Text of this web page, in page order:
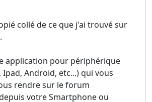
collé de ce que j'ai trouvé sur
application pour périphérique
Android, etc...) qui vous
rendre sur le forum
votre Smartphone ou